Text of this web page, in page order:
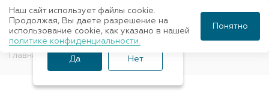
Главная Оправы для очков JOOP
Ваш город Санкт-
Петербург?
Да Нет
Наш сайт использует файлы cookie.
Продолжая, Вы даете разрешение на
использование cookie, как указано в нашей
политике конфиденциальности.
Понятно